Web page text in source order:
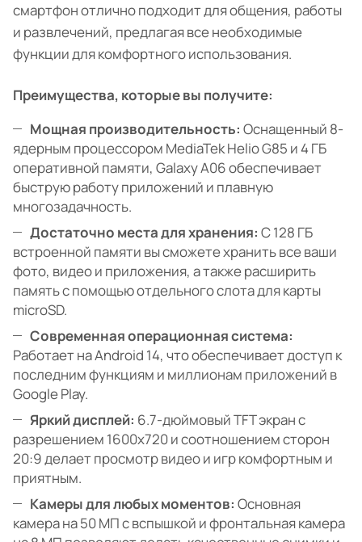
смартфон отлично подходит для общения, работы
и развлечений, предлагая все необходимые
функции для комфортного использования.
Преимущества, которые вы получите:
Мощная производительность: Оснащенный 8-
ядерным процессором MediaTek Helio G85 и 4 ГБ
оперативной памяти, Galaxy A06 обеспечивает
быструю работу приложений и плавную
многозадачность.
Достаточно места для хранения: С 128 ГБ
встроенной памяти вы сможете хранить все ваши
фото, видео и приложения, а также расширить
память с помощью отдельного слота для карты
microSD.
Современная операционная система:
Работает на Android 14, что обеспечивает доступ к
последним функциям и миллионам приложений в
Google Play.
Яркий дисплей: 6.7-дюймовый TFT экран с
разрешением 1600x720 и соотношением сторон
20:9 делает просмотр видео и игр комфортным и
приятным.
Камеры для любых моментов: Основная
камера на 50 МП с вспышкой и фронтальная камера